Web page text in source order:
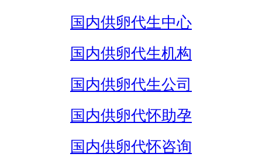
国内供卵代生中心
国内供卵代生机构
国内供卵代生公司
国内供卵代怀助孕
国内供卵代怀咨询